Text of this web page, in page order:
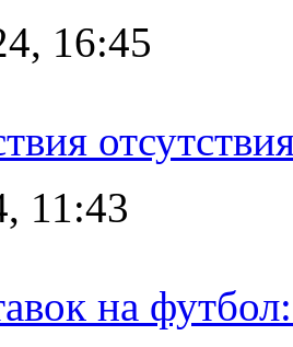
16:45
11:43
на